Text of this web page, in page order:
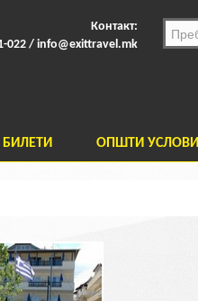
Контакт:
022 / info@exittravel.mk
ОПШТИ УСЛОВИ